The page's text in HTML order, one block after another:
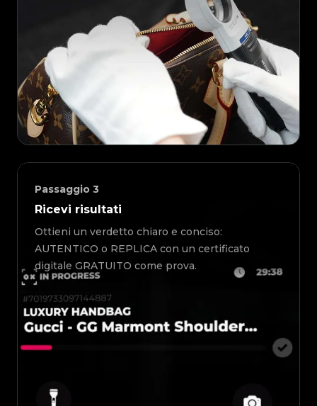
Passaggio 3
Ricevi risultati
Ottieni un verdetto chiaro e conciso:
AUTENTICO o REPLICA con un certificato
digitale GRATUITO come prova.